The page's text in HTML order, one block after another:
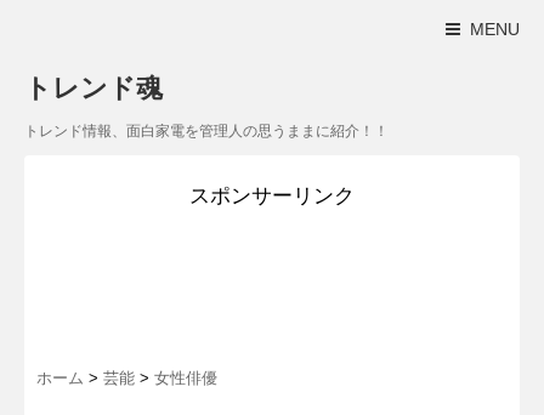
MENU
トレンド魂
トレンド情報、面白家電を管理人の思うままに紹介！！
スポンサーリンク
ホーム > 芸能 > 女性俳優